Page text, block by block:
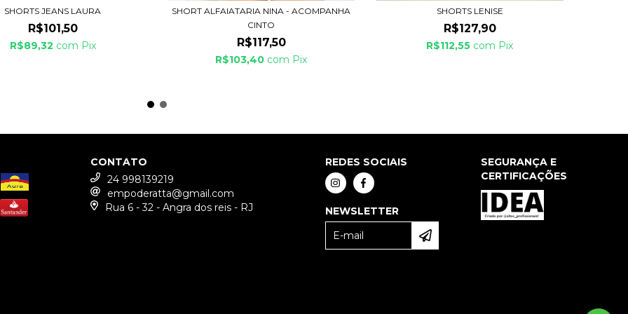
SHORTS JEANS LAURA
R$101,50
R$89,32 com Pix
SHORT ALFAIATARIA NINA - ACOMPANHA
CINTO
R$117,50
R$103,40 com Pix
SHORTS LENISE
R$127,90
R$112,55 com Pix
CONTATO
24 998139219
empoderatta@gmail.com
Rua 6 - 32 - Angra dos reis - RJ
REDES SOCIAIS
NEWSLETTER
SEGURANÇA E
CERTIFICAÇÕES